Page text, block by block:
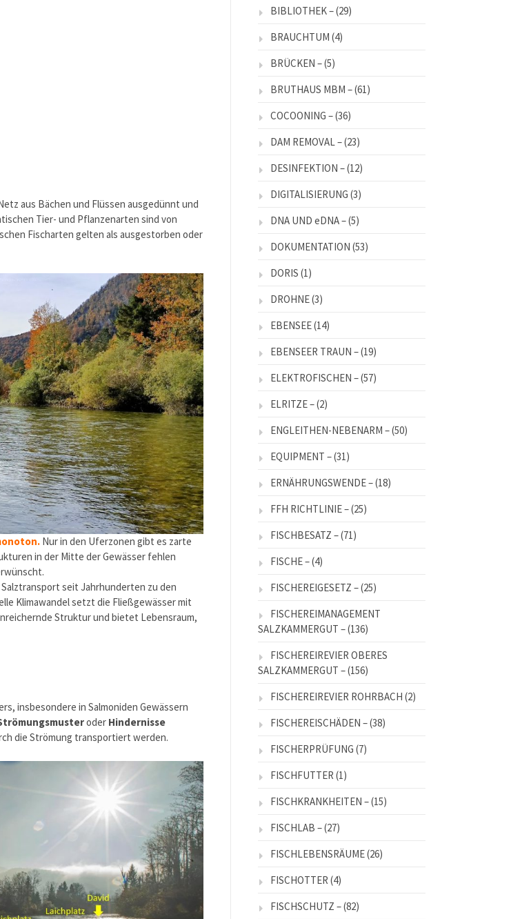
aus Bächen und Flüssen ausgedünnt und
Tier- und Pflanzenarten sind von
Fischarten gelten als ausgestorben oder
Nur in den Uferzonen gibt es zarte
in der Mitte der Gewässer fehlen
seit Jahrhunderten zu den
Klimawandel setzt die Fließgewässer mit
Struktur und bietet Lebensraum,
insbesondere in Salmoniden Gewässern
oder Hindernisse
die Strömung transportiert werden.
BIBLIOTHEK –(29)
BRAUCHTUM (4)
BRÜCKEN –(5)
BRUTHAUS MBM –(61)
COCOONING –(36)
DAM REMOVAL –(23)
DESINFEKTION –(12)
DIGITALISIERUNG (3)
DNA UND eDNA –(5)
DOKUMENTATION (53)
DORIS (1)
DROHNE(3)
EBENSEE(14)
EBENSEER TRAUN –(19)
ELEKTROFISCHEN –(57)
ELRITZE –(2)
ENGLEITHEN-NEBENARM –(50)
EQUIPMENT –(31)
ERNÄHRUNGSWENDE –(18)
FFH RICHTLINIE –(25)
FISCHBESATZ –(71)
FISCHE –(4)
FISCHEREIGESETZ –(25)
FISCHEREIMANAGEMENT
SALZKAMMERGUT –(136)
FISCHEREIREVIER OBERES
SALZKAMMERGUT –(156)
FISCHEREIREVIER ROHRBACH (2)
FISCHEREISCHÄDEN –(38)
FISCHERPRÜFUNG (7)
FISCHFUTTER (1)
FISCHKRANKHEITEN –(15)
FISCHLAB –(27)
FISCHLEBENSRÄUME(26)
FISCHOTTER (4)
FISCHSCHUTZ –(82)